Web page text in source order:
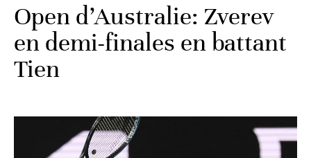
Open d’Australie: Zverev
en demi-finales en battant
Tien